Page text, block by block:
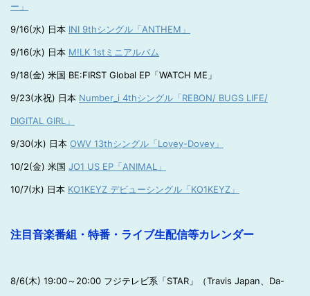
ー」
9/16(水) 日本 INI 9thシングル「ANTHEM」
9/16(水) 日本 M!LK 1stミニアルバム
9/18(金) 米国 BE:FIRST Global EP「WATCH ME」
9/23(水祝) 日本 Number_i 4thシングル「REBON/ BUGS LIFE/
DIGITAL GIRL」
9/30(水) 日本 OWV 13thシングル「Lovey-Dovey」
10/2(金) 米国 JO1 US EP「ANIMAL」
10/7(水) 日本 KO1KEYZ デビューシングル「KO1KEYZ」
注目音楽番組・特番・ライブ生配信等カレンダー
8/6(木) 19:00～20:00 フジテレビ系「STAR」（Travis Japan、Da-